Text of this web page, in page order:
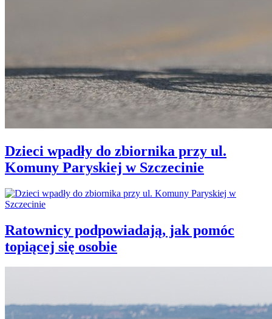
Dzieci wpadły do zbiornika przy ul.
Komuny Paryskiej w Szczecinie
Ratownicy podpowiadają, jak pomóc
topiącej się osobie